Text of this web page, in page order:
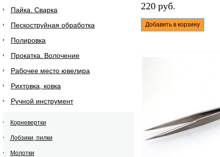
Пайка. Сварка
Пескоструйная обработка
Полировка
Прокатка. Волочение
Рабочее место ювелира
Рихтовка, ковка
Ручной инструмент
Корневертки
Лобзики, пилки
Молотки
220 руб.
Добавить в корзину